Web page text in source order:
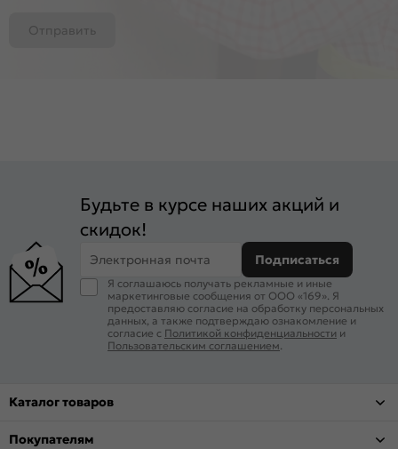
Отправить
Будьте в курсе наших акций и
скидок!
Электронная почта Подписаться
Я соглашаюсь получать рекламные и иные
маркетинговые сообщения от ООО «169». Я
предоставляю согласие на обработку персональных
данных, а также подтверждаю ознакомление и
согласие с Политикой конфиденциальности и
Пользовательским соглашением.
Каталог товаров
Покупателям